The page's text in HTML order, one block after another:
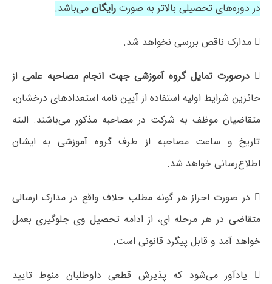
در دوره‌های تحصیلی بالاتر به صورترایگان می‌باشد.
 مدارک ناقص بررسی نخواهد شد.
 درصورت تمایل گروه آموزشی جهت انجام مصاحبه علمی از
حائزین شرایط اولیه استفاده از آیین نامه استعدادهای درخشان،
متقاضیان موظف به شرکت در مصاحبه مذکور می‌باشند. البته
تاریخ و ساعت مصاحبه از طرف گروه آموزشی به ایشان
اطلاع‌رسانی خواهد شد.
 در صورت احراز هر گونه مطلب خلاف واقع در مدارک ارسالی
متقاضی در هر مرحله ای، از ادامه تحصیل وی جلوگیری بعمل
خواهد آمد و قابل پیگرد قانونی است.
 یادآور می‌شود که پذیرش قطعی داوطلبان منوط تایید